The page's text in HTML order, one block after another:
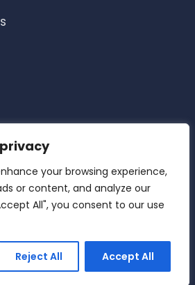
your browsing experience,
or content, and analyze our
All", you consent to our use
Reject All Accept All
Korigans de l’Informatique